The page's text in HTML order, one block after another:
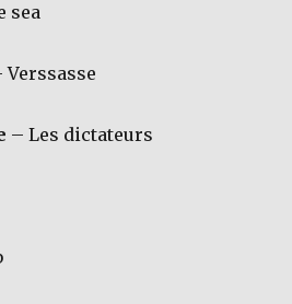
sea
Verssasse
– Les dictateurs